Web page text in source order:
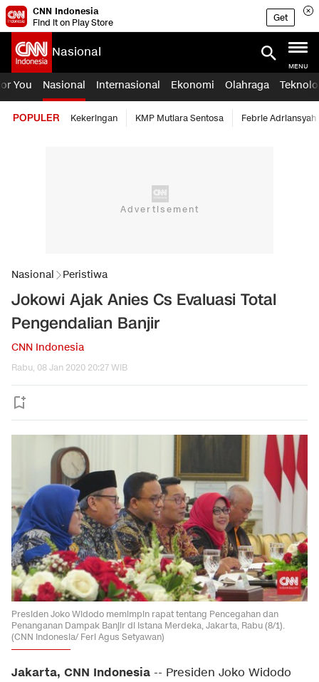
CNN Indonesia
Find it on Play Store
Get
Nasional
MENU
You Nasional Internasional Ekonomi Olahraga
POPULER Kekeringan KMP Mutiara Sentosa Febrie Adriansyah
Nasional Peristiwa
Jokowi Ajak Anies Cs Evaluasi Total
Pengendalian Banjir
CNN Indonesia
Rabu, 08 Jan 2020 20:27 WIB
Presiden Joko Widodo memimpin rapat tentang Pencegahan dan
Penanganan Dampak Banjir di Istana Merdeka, Jakarta, Rabu (8/1).
(CNN Indonesia/ Feri Agus Setyawan)
Jakarta, CNN Indonesia -- Presiden Joko Widodo